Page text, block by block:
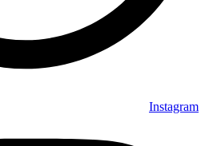
Instagram